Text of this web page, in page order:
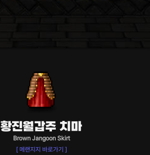
황진월갑주 치마
Brown Jangoon Skirt
[ 메랜지지 바로가기 ]